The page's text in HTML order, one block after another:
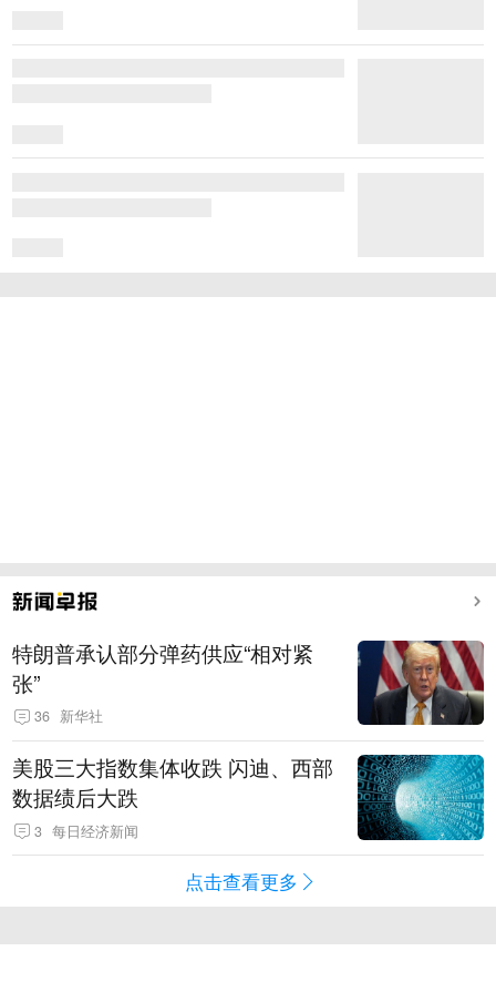
特朗普承认部分弹药供应“相对紧
张”
36 新华社
美股三大指数集体收跌 闪迪、西部
数据绩后大跌
3 每日经济新闻
点击查看更多